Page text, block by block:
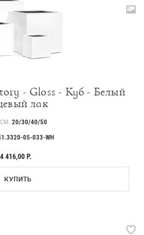
- Gloss - Куб - Белый
лак
20/30/40/50
05-033-WH
4 416,00 Р.
КУПИТЬ